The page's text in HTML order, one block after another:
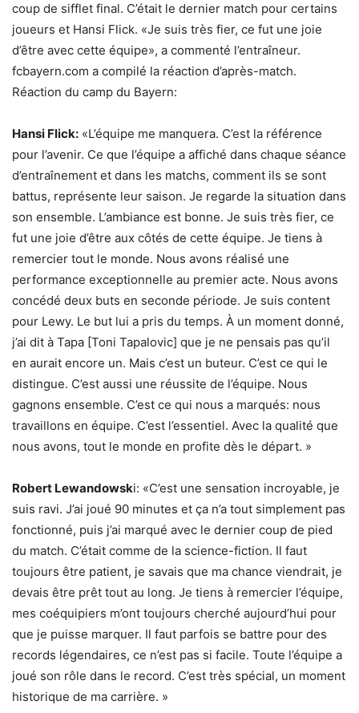
coup de sifflet final. C’était le dernier match pour certains
joueurs et Hansi Flick. «Je suis très fier, ce fut une joie
d’être avec cette équipe», a commenté l’entraîneur.
fcbayern.com a compilé la réaction d’après-match.
Réaction du camp du Bayern:
Hansi Flick: «L’équipe me manquera. C’est la référence
pour l’avenir. Ce que l’équipe a affiché dans chaque séance
d’entraînement et dans les matchs, comment ils se sont
battus, représente leur saison. Je regarde la situation dans
son ensemble. L’ambiance est bonne. Je suis très fier, ce
fut une joie d’être aux côtés de cette équipe. Je tiens à
remercier tout le monde. Nous avons réalisé une
performance exceptionnelle au premier acte. Nous avons
concédé deux buts en seconde période. Je suis content
pour Lewy. Le but lui a pris du temps. À un moment donné,
j’ai dit à Tapa [Toni Tapalovic] que je ne pensais pas qu’il
en aurait encore un. Mais c’est un buteur. C’est ce qui le
distingue. C’est aussi une réussite de l’équipe. Nous
gagnons ensemble. C’est ce qui nous a marqués: nous
travaillons en équipe. C’est l’essentiel. Avec la qualité que
nous avons, tout le monde en profite dès le départ. »
Robert Lewandowski: «C’est une sensation incroyable, je
suis ravi. J’ai joué 90 minutes et ça n’a tout simplement pas
fonctionné, puis j’ai marqué avec le dernier coup de pied
du match. C’était comme de la science-fiction. Il faut
toujours être patient, je savais que ma chance viendrait, je
devais être prêt tout au long. Je tiens à remercier l’équipe,
mes coéquipiers m’ont toujours cherché aujourd’hui pour
que je puisse marquer. Il faut parfois se battre pour des
records légendaires, ce n’est pas si facile. Toute l’équipe a
joué son rôle dans le record. C’est très spécial, un moment
historique de ma carrière. »